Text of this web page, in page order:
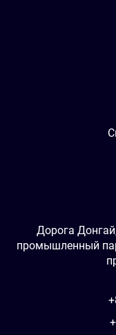
Дорога
промышленный